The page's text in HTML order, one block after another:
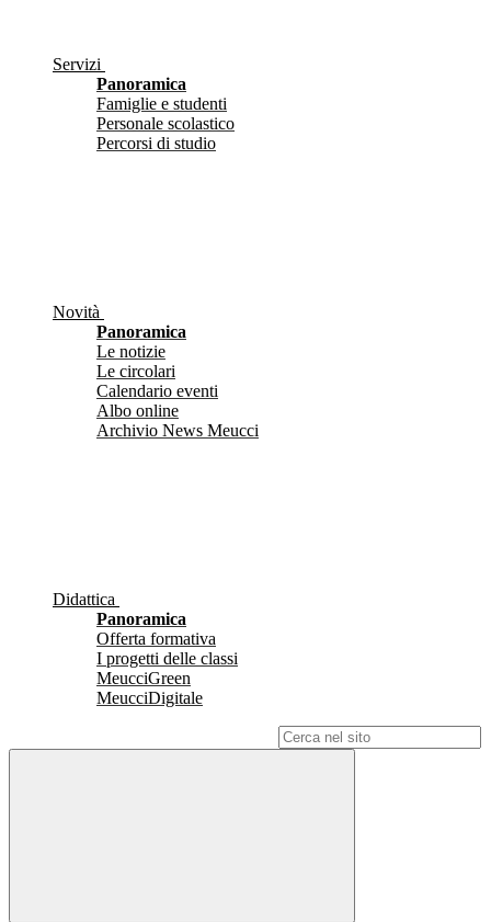
Servizi
Panoramica
Famiglie e studenti
Personale scolastico
Percorsi di studio
Novità
Panoramica
Le notizie
Le circolari
Calendario eventi
Albo online
Archivio News Meucci
Didattica
Panoramica
Offerta formativa
I progetti delle classi
MeucciGreen
MeucciDigitale